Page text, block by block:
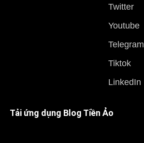
Twitter
Youtube
Telegram
Tiktok
LinkedIn
Tải ứng dụng Blog Tiền Ảo